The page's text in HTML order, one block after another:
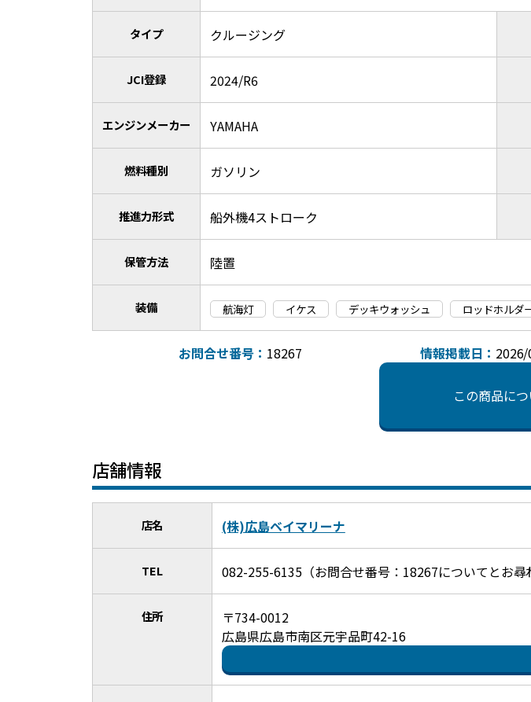
タイプ クルージング
JCI登録 2024/R6
エンジンメーカー YAMAHA
燃料種別 ガソリン
推進力形式 船外機4ストローク
保管方法 陸置
装備 航海灯 イケス デッキウォッシュ ロッドホルダ
お問合せ番号： 18267 情報掲載日：
この商品に
店舗情報
店名 (株)広島ベイマリーナ
TEL 082-255-6135（お問合せ番号：18267についてとお尋
住所
〒734-0012
広島県広島市南区元宇品町42-16